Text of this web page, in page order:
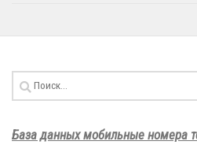
Найти:
База данных мобильные номера